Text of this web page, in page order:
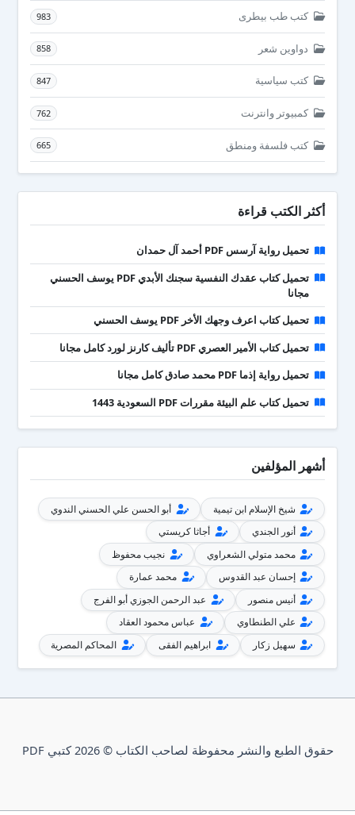
كتب طب بيطرى 983
دواوين شعر 858
كتب سياسية 847
كمبيوتر وانترنت 762
كتب فلسفة ومنطق 665
أكثر الكتب قراءة
تحميل رواية آرسس PDF أحمد آل حمدان
تحميل كتاب عقدك النفسية سجنك الأبدي PDF يوسف الحسني
مجانا
تحميل كتاب اعرف وجهك الأخر PDF يوسف الحسني
تحميل كتاب الأمير العصري PDF تأليف كارنز لورد كامل مجانا
تحميل رواية إذما PDF محمد صادق كامل مجانا
تحميل كتاب علم البيئة مقررات PDF السعودية 1443
أشهر المؤلفين
شيخ الإسلام ابن تيمية
أبو الحسن علي الحسني الندوي
أنور الجندي
أجاثا كريستي
محمد متولي الشعراوي
نجيب محفوظ
إحسان عبد القدوس
محمد عمارة
أنيس منصور
عبد الرحمن الجوزي أبو الفرج
علي الطنطاوي
عباس محمود العقاد
سهيل زكار
ابراهيم الفقى المحاكم المصرية
حقوق الطبع والنشر محفوظة لصاحب الكتاب © 2026 كتبي PDF